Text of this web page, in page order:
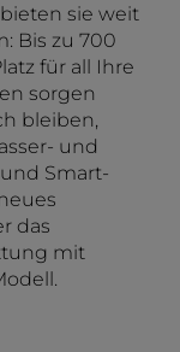
sie weit
Bis zu 700
für all Ihre
sorgen
bleiben,
und
Smart-
das
mit